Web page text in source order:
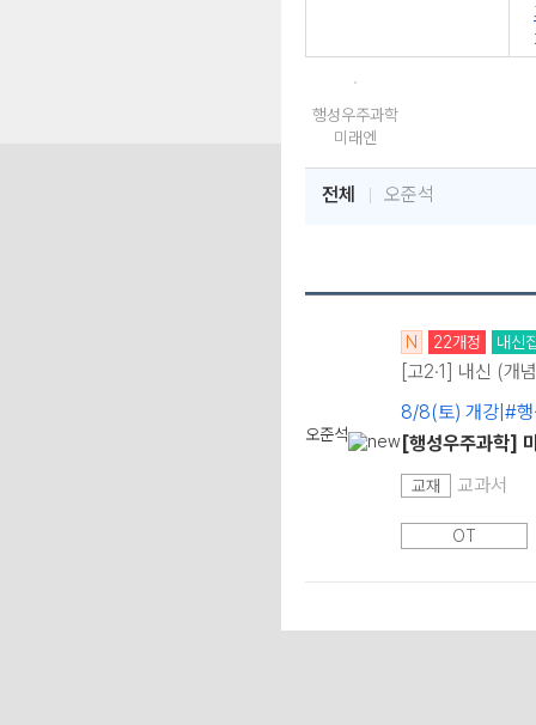
행성우주과학
미래엔
전체 오준석
오준석
N 22개정 내신
[고2·1] 내신 (개
8/8(토) 개강|#행
[행성우주과학]
교재 교과서
OT